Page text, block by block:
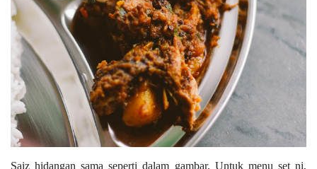
Saiz hidangan sama seperti dalam gambar. Untuk menu set ni,